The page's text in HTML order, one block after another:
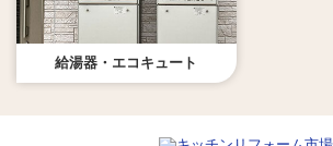
給湯器・エコキュート